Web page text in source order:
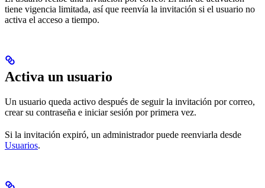
tiene vigencia limitada, así que reenvía la invitación si el usuario no
activa el acceso a tiempo.
Activa un usuario
Un usuario queda activo después de seguir la invitación por correo,
crear su contraseña e iniciar sesión por primera vez.
Si la invitación expiró, un administrador puede reenviarla desde
Usuarios.